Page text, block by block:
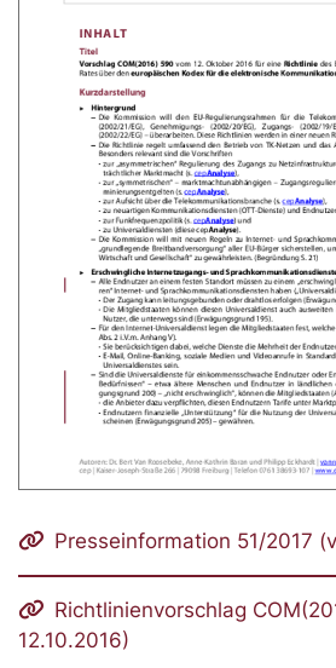
Presseinformation 51/2017
Richtlinienvorschlag
12.10.2016)